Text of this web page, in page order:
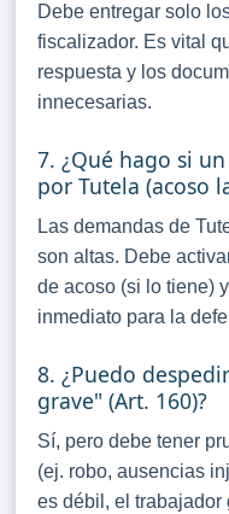
Debe entregar solo
fiscalizador. Es vital
respuesta y los
innecesarias.
7. ¿Qué hago si
por Tutela (acoso
Las demandas de
son altas. Debe
de acoso (si lo tiene)
inmediato para la
8. ¿Puedo
grave" (Art. 160)?
Sí, pero debe tener
(ej. robo, ausencias
es débil, el trabajador